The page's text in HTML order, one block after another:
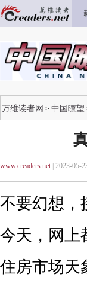
万维读者网 > 中国瞭望
www.creaders.net| 2023-05-
不要幻想，
今天，网上
住房市场天